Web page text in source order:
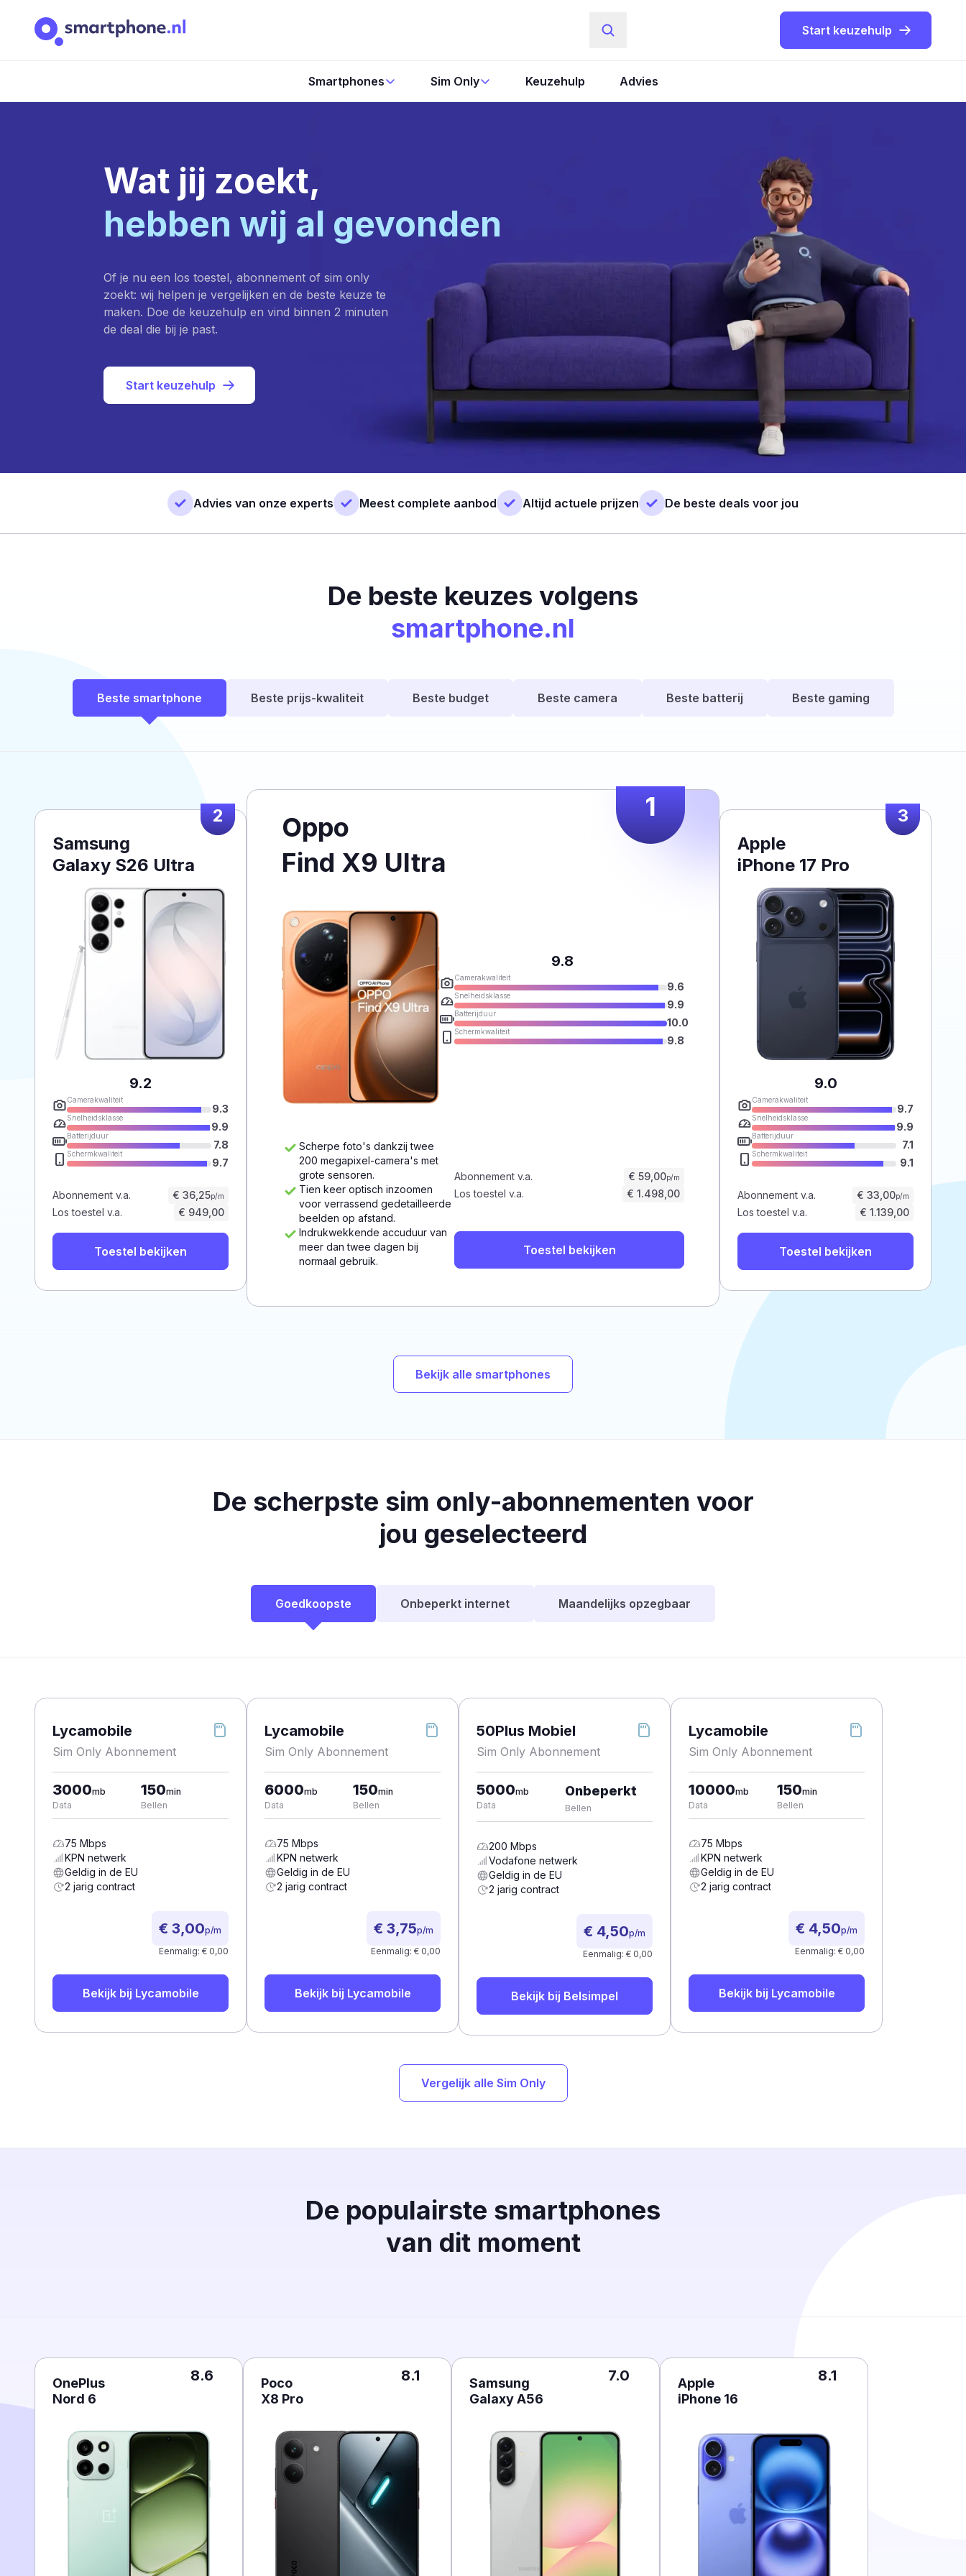
Start keuzehulp
Smartphones Sim Only Keuzehulp Advies
Wat jij zoekt,
hebben wij al gevonden
Of je nu een los toestel, abonnement of sim only
zoekt: wij helpen je vergelijken en de beste keuze te
maken. Doe de keuzehulp en vind binnen 2 minuten
de deal die bij je past.
Start keuzehulp
Advies van onze experts Meest complete aanbod Altijd actuele prijzen De beste deals voor jou
De beste keuzes volgens
smartphone.nl
Beste smartphone Beste prijs-kwaliteit Beste budget Beste camera Beste batterij Beste gaming
1
Oppo
Find X9 Ultra
9.8
Camerakwaliteit
9.6
Snelheidsklasse
9.9
Batterijduur
10.0
Schermkwaliteit
9.8
Scherpe foto's dankzij twee
200 megapixel-camera's met
grote sensoren.
Tien keer optisch inzoomen
voor verrassend gedetailleerde
beelden op afstand.
Indrukwekkende accuduur van
meer dan twee dagen bij
normaal gebruik.
Abonnement v.a. € 59,00p/m
Los toestel v.a. € 1.498,00
Toestel bekijken
2
Samsung
Galaxy S26 Ultra
9.2
Camerakwaliteit
9.3
Snelheidsklasse
9.9
Batterijduur
7.8
Schermkwaliteit
9.7
Abonnement v.a. € 36,25p/m
Los toestel v.a. € 949,00
Toestel bekijken
3
Apple
iPhone 17 Pro
9.0
Camerakwaliteit
9.7
Snelheidsklasse
9.9
Batterijduur
7.1
Schermkwaliteit
9.1
Abonnement v.a. € 33,00p/m
Los toestel v.a. € 1.139,00
Toestel bekijken
Bekijk alle smartphones
De scherpste sim only-abonnementen voor
jou geselecteerd
Goedkoopste Onbeperkt internet Maandelijks opzegbaar
Lycamobile
Sim Only Abonnement
3000mb
Data
150min
Bellen
75 Mbps
KPN netwerk
Geldig in de EU
2 jarig contract
€ 3,00p/m
Eenmalig: € 0,00
Bekijk bij Lycamobile
Lycamobile
Sim Only Abonnement
6000mb
Data
150min
Bellen
75 Mbps
KPN netwerk
Geldig in de EU
2 jarig contract
€ 3,75p/m
Eenmalig: € 0,00
Bekijk bij Lycamobile
50Plus Mobiel
Sim Only Abonnement
5000mb
Data
Onbeperkt
Bellen
200 Mbps
Vodafone netwerk
Geldig in de EU
2 jarig contract
€ 4,50p/m
Eenmalig: € 0,00
Bekijk bij Belsimpel
Lycamobile
Sim Only Abonnement
10000mb
Data
150min
Bellen
75 Mbps
KPN netwerk
Geldig in de EU
2 jarig contract
€ 4,50p/m
Eenmalig: € 0,00
Bekijk bij Lycamobile
Vergelijk alle Sim Only
De populairste smartphones
van dit moment
OnePlus
Nord 6
8.6
Poco
X8 Pro
8.1
Samsung
Galaxy A56
7.0
Apple
iPhone 16
8.1